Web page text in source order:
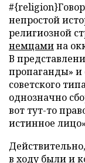
непростой
религиозной
немцамина
В
пропаганды» и
советского
однозначно
вот тут-то
истинное
в ходу были и